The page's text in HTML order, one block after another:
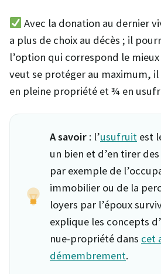
Avec la donation au dernier
a plus de choix au décès ; il
l’option qui correspond le mieux
veut se protéger au maximum,
en pleine propriété et ¾ en
A savoir : l’usufruit est
un bien et d’en tirer
par exemple de
immobilier ou de la
loyers par l’époux
explique les concepts
nue-propriété dans cet
démembrement.